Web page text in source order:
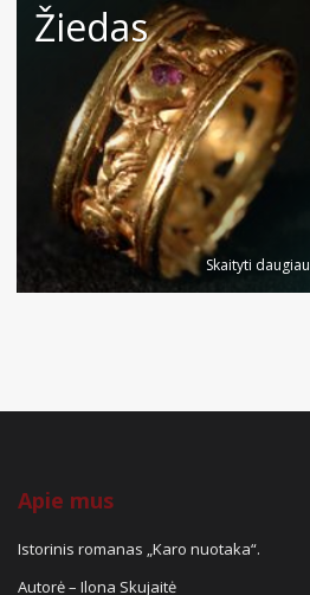
Žiedas
Skaityti daugiau
Apie mus
Istorinis romanas „Karo nuotaka“.
Autorė – Ilona Skujaitė